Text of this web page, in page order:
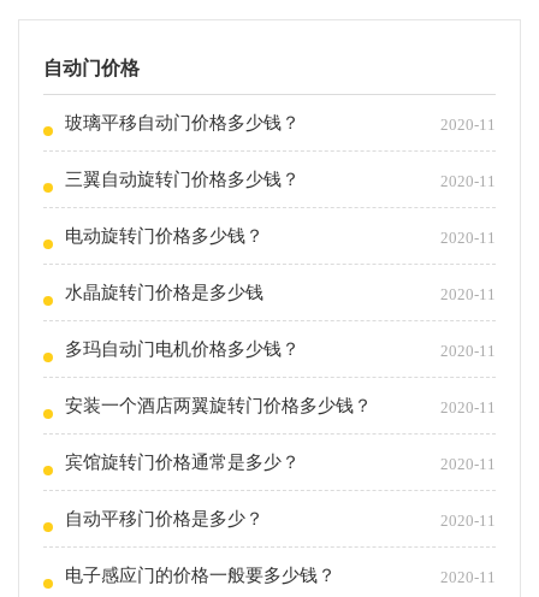
自动门价格
玻璃平移自动门价格多少钱？ 2020-11
三翼自动旋转门价格多少钱？ 2020-11
电动旋转门价格多少钱？ 2020-11
水晶旋转门价格是多少钱 2020-11
多玛自动门电机价格多少钱？ 2020-11
安装一个酒店两翼旋转门价格多少钱？ 2020-11
宾馆旋转门价格通常是多少？ 2020-11
自动平移门价格是多少？ 2020-11
电子感应门的价格一般要多少钱？ 2020-11